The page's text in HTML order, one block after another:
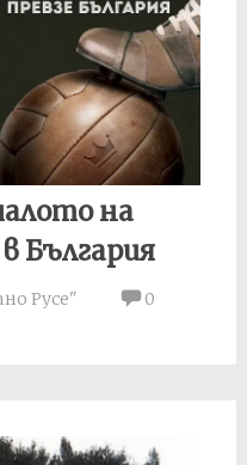
на
България
Русе"
0